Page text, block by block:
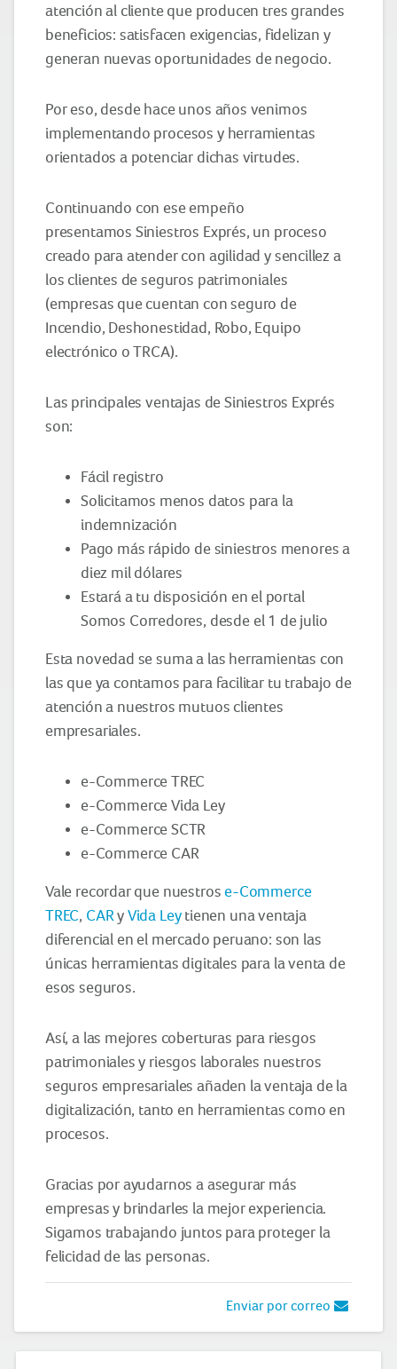
atención al cliente que producen tres grandes
beneficios: satisfacen exigencias, fidelizan y
generan nuevas oportunidades de negocio.
Por eso, desde hace unos años venimos
implementando procesos y herramientas
orientados a potenciar dichas virtudes.
Continuando con ese empeño
presentamos Siniestros Exprés, un proceso
creado para atender con agilidad y sencillez a
los clientes de seguros patrimoniales
(empresas que cuentan con seguro de
Incendio, Deshonestidad, Robo, Equipo
electrónico o TRCA).
Las principales ventajas de Siniestros Exprés
son:
Fácil registro
Solicitamos menos datos para la
indemnización
Pago más rápido de siniestros menores a
diez mil dólares
Estará a tu disposición en el portal
Somos Corredores, desde el 1 de julio
Esta novedad se suma a las herramientas con
las que ya contamos para facilitar tu trabajo de
atención a nuestros mutuos clientes
empresariales.
e-Commerce TREC
e-Commerce Vida Ley
e-Commerce SCTR
e-Commerce CAR
Vale recordar que nuestrose-Commerce
TREC, CAR y Vida Leytienen una ventaja
diferencial en el mercado peruano: son las
únicas herramientas digitales para la venta de
esos seguros.
Así, a las mejores coberturas para riesgos
patrimoniales y riesgos laborales nuestros
seguros empresariales añaden la ventaja de la
digitalización, tanto en herramientas como en
procesos.
Gracias por ayudarnos a asegurar más
empresas y brindarles la mejor experiencia.
Sigamos trabajando juntos para proteger la
felicidad de las personas.
Enviar por correo